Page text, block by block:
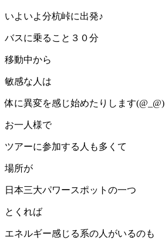
いよいよ分杭峠に出発♪
バスに乗ること３０分
移動中から
敏感な人は
体に異変を感じ始めたりします(@_@)
お一人様で
ツアーに参加する人も多くて
場所が
日本三大パワースポットの一つ
とくれば
エネルギー感じる系の人がいるのも